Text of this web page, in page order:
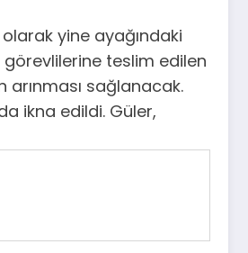
yine ayağındaki
görevlilerine teslim edilen
arınması sağlanacak.
ikna edildi. Güler,